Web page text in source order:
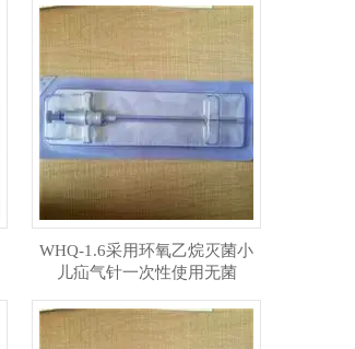
WHQ-1.6采用环氧乙烷灭菌小
儿疝气针一次性使用无菌